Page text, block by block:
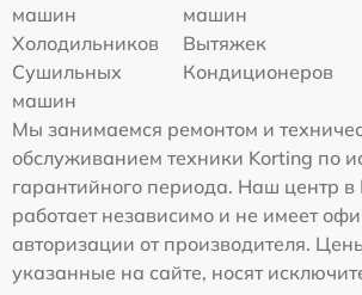
машин
машин
Холодильников
Вытяжек
Сушильных
машин
Кондиционеров
Мы занимаемся ремонтом и
обслуживанием техники Korting по
гарантийного периода. Наш центр в
работает независимо и не имеет
авторизации от производителя.
указанные на сайте, носят